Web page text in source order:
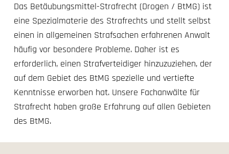
Das Betäubungsmittel-Strafrecht (Drogen / BtMG) ist
eine Spezialmaterie des Strafrechts und stellt selbst
einen in allgemeinen Strafsachen erfahrenen Anwalt
häufig vor besondere Probleme. Daher ist es
erforderlich, einen Strafverteidiger hinzuzuziehen, der
auf dem Gebiet des BtMG spezielle und vertiefte
Kenntnisse erworben hat. Unsere Fachanwälte für
Strafrecht haben große Erfahrung auf allen Gebieten
des BtMG.